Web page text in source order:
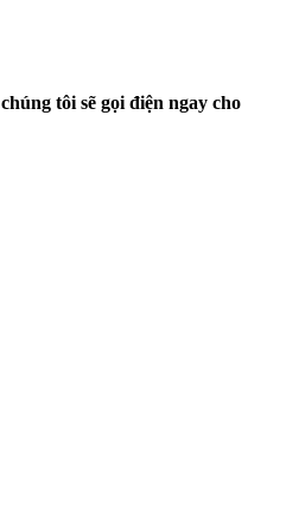
tôi sẽ gọi điện ngay cho